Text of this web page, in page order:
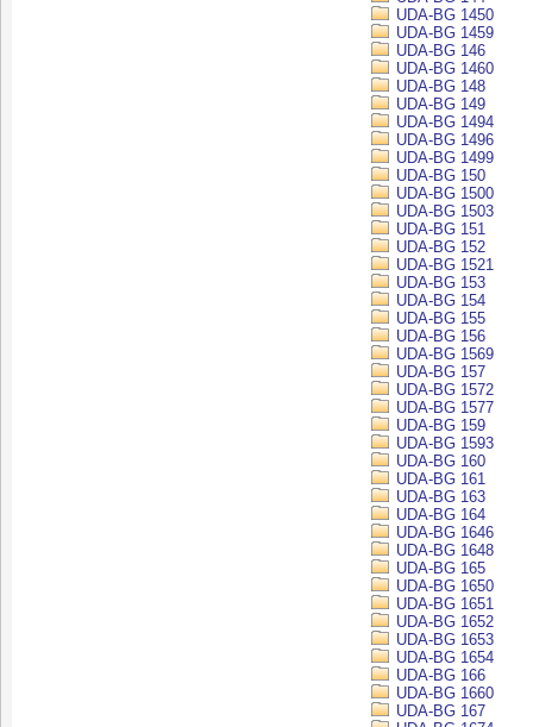
UDA-BG 1450
UDA-BG 1459
UDA-BG 146
UDA-BG 1460
UDA-BG 148
UDA-BG 149
UDA-BG 1494
UDA-BG 1496
UDA-BG 1499
UDA-BG 150
UDA-BG 1500
UDA-BG 1503
UDA-BG 151
UDA-BG 152
UDA-BG 1521
UDA-BG 153
UDA-BG 154
UDA-BG 155
UDA-BG 156
UDA-BG 1569
UDA-BG 157
UDA-BG 1572
UDA-BG 1577
UDA-BG 159
UDA-BG 1593
UDA-BG 160
UDA-BG 161
UDA-BG 163
UDA-BG 164
UDA-BG 1646
UDA-BG 1648
UDA-BG 165
UDA-BG 1650
UDA-BG 1651
UDA-BG 1652
UDA-BG 1653
UDA-BG 1654
UDA-BG 166
UDA-BG 1660
UDA-BG 167